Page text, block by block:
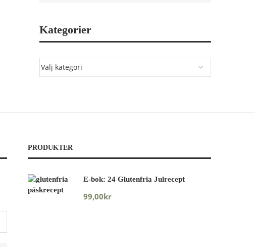
Kategorier
PRODUKTER
E-bok: 24 Glutenfria Julrecept
99,00kr